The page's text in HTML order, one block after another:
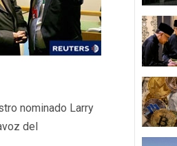
nominado Larry
del